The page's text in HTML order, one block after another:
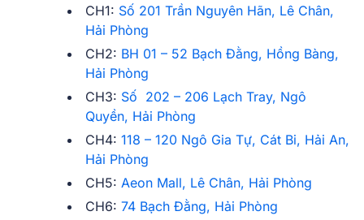
CH1: Số 201 Trần Nguyên Hãn, Lê Chân,
Hải Phòng
CH2: BH 01 – 52 Bạch Đằng, Hồng Bàng,
Hải Phòng
CH3: Số 202 – 206 Lạch Tray, Ngô
Quyền, Hải Phòng
CH4: 118 – 120 Ngô Gia Tự, Cát Bi, Hải An,
Hải Phòng
CH5: Aeon Mall, Lê Chân, Hải Phòng
CH6: 74 Bạch Đằng, Hải Phòng